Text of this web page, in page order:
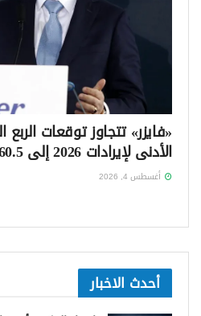
«فايزر» تتجاوز توقعات الربع
الأدنى لإيرادات 2026 إلى 60.5 مليار دولار
أغسطس 4, 2026
أحدث الاخبار